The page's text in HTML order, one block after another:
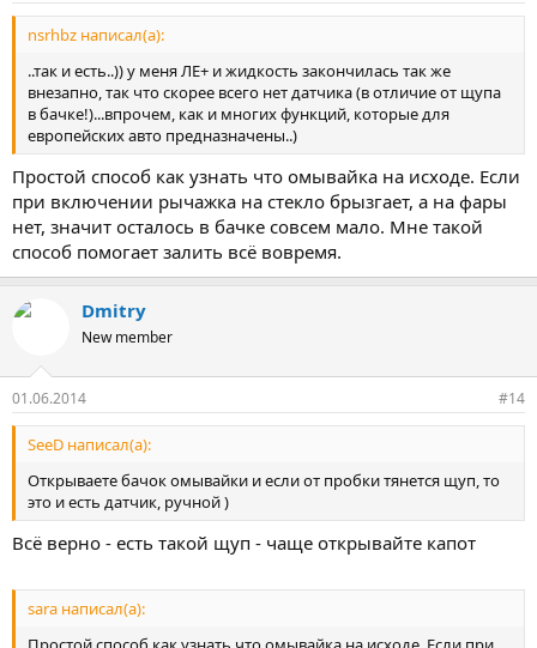
nsrhbz написал(а):
..так и есть..)) у меня ЛЕ+ и жидкость закончилась так же
внезапно, так что скорее всего нет датчика (в отличие от щупа
в бачке!)...впрочем, как и многих функций, которые для
европейских авто предназначены..)
Простой способ как узнать что омывайка на исходе. Если
при включении рычажка на стекло брызгает, а на фары
нет, значит осталось в бачке совсем мало. Мне такой
способ помогает залить всё вовремя.
Dmitry
New member
01.06.2014 #14
SeeD написал(а):
Открываете бачок омывайки и если от пробки тянется щуп, то
это и есть датчик, ручной )
Всё верно - есть такой щуп - чаще открывайте капот
sara написал(а):